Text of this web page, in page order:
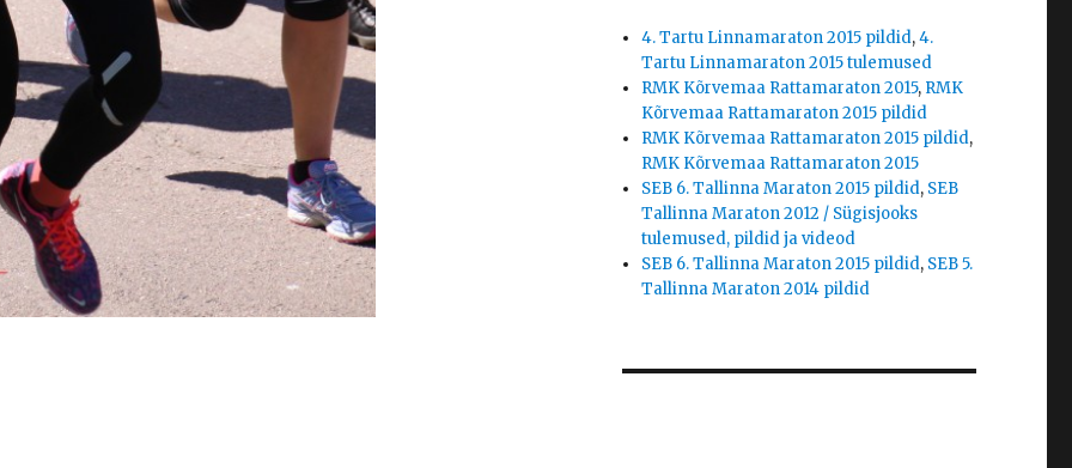
4. Tartu Linnamaraton 2015 pildid,4.
Tartu Linnamaraton 2015 tulemused
RMK Kõrvemaa Rattamaraton 2015, RMK
Kõrvemaa Rattamaraton 2015 pildid
RMK Kõrvemaa Rattamaraton 2015 pildid,
RMK Kõrvemaa Rattamaraton 2015
SEB 6. Tallinna Maraton 2015 pildid, SEB
Tallinna Maraton 2012 / Sügisjooks
tulemused, pildid ja videod
SEB 6. Tallinna Maraton 2015 pildid, SEB 5.
Tallinna Maraton 2014 pildid